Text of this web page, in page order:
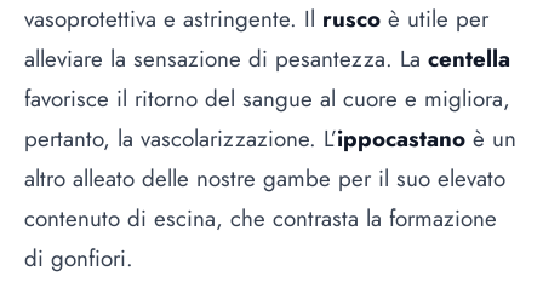
vasoprotettiva e astringente. Il rusco è utile per
alleviare la sensazione di pesantezza. La centella
favorisce il ritorno del sangue al cuore e migliora,
pertanto, la vascolarizzazione. L’ippocastano è un
altro alleato delle nostre gambe per il suo elevato
contenuto di escina, che contrasta la formazione
di gonfiori.